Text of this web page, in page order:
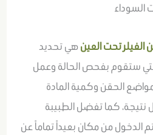
السوداء
الفيلر تحت العينهي تحديد
ستقوم بفحص الحالة وعمل
مواضع الحقن وكمية المادة
كما تفضل الطبيبة
الدخول من مكان بعيداً تماماً عن